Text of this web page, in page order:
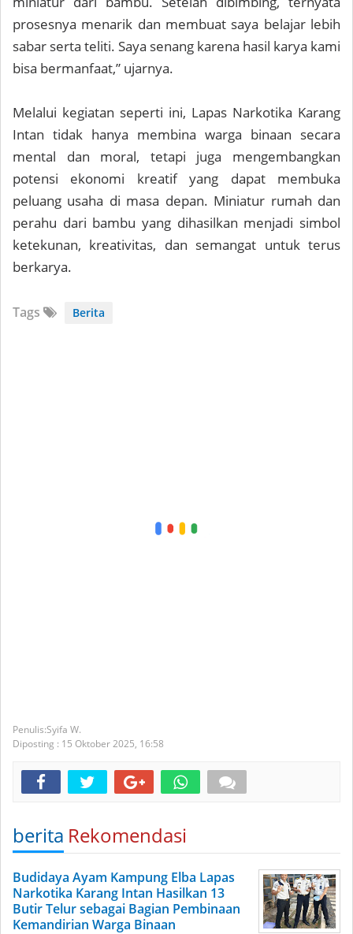
prosesnya menarik dan membuat saya belajar lebih
sabar serta teliti. Saya senang karena hasil karya kami
bisa bermanfaat,” ujarnya.
Melalui kegiatan seperti ini, Lapas Narkotika Karang
Intan tidak hanya membina warga binaan secara
mental dan moral, tetapi juga mengembangkan
potensi ekonomi kreatif yang dapat membuka
peluang usaha di masa depan. Miniatur rumah dan
perahu dari bambu yang dihasilkan menjadi simbol
ketekunan, kreativitas, dan semangat untuk terus
berkarya.
Tags Berita
Syifa W.
Diposting : 15 Oktober 2025, 16:58
berita Rekomendasi
Budidaya Ayam Kampung Elba Lapas
Narkotika Karang Intan Hasilkan 13
Butir Telur sebagai Bagian Pembinaan
Kemandirian Warga Binaan